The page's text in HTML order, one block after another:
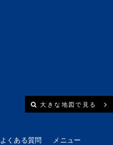
大きな地図で見る
よくある質問 メニュー